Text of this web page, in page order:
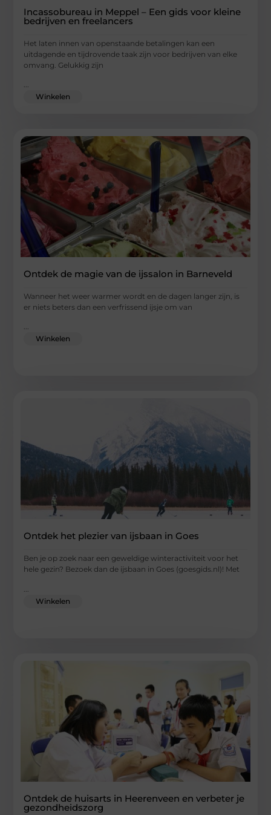
Incassobureau in Meppel – Een gids voor kleine
bedrijven en freelancers
Het laten innen van openstaande betalingen kan een
uitdagende en tijdrovende taak zijn voor bedrijven van elke
omvang. Gelukkig zijn
...
Winkelen
Ontdek de magie van de ijssalon in Barneveld
Wanneer het weer warmer wordt en de dagen langer zijn, is
er niets beters dan een verfrissend ijsje om van
...
Winkelen
Ontdek het plezier van ijsbaan in Goes
Ben je op zoek naar een geweldige winteractiviteit voor het
hele gezin? Bezoek dan de ijsbaan in Goes (goesgids.nl)! Met
Winkelen
Ontdek de huisarts in Heerenveen en verbeter je
gezondheidszorg